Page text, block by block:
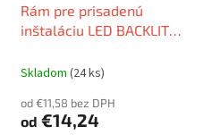
Rám pre prisadenú
inštaláciu LED BACKLIT
Skladom (24 ks)
od €11,58 bez DPH
od €14,24